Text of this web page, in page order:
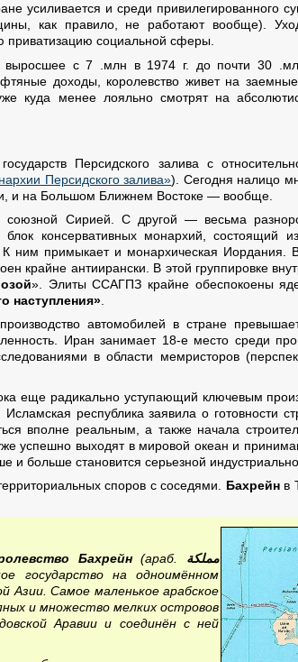
усиливается и среди привилегированного
как правило, не работают вообще).
приватизацию социальной сферы.
выросшее с 7 .млн в 1974 г. до почти 30
доходы, королевство живет на
куда менее лояльно смотрят на
Персидского залива с
Персидского залива»). Сегодня налицо
и на Большом Ближнем Востоке — вообще.
Сирией. С другой — весьма
консервативных монархий, состоящий
ним примыкает и монархическая Иордания.
крайне антиирански. В этой группировке
». Элиты ССАГПЗ крайне обеспокоены
наступления»
автомобилей в стране
Иран занимает 18-е место среди
в области мемристоров
еще радикально уступающий ключевым
республика заявила о готовности
вполне реальным, а также начала
успешно выходят в мировой океан и
больше становится серьезной
споров с соседями. Бахрейнв
Бахрейн(араб. مملكة
государство на одноимённом
Азии. Самое маленькое арабское
и множество мелких островов
Аравии и соединён с ней